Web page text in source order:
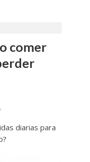
comer
diarias para